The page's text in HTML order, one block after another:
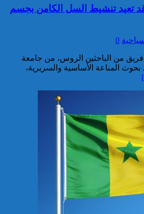
النيابة
التي
لدى
على
على
قد تعيد تنشيط السل الكامن بجسم
0
من الباحثين الروس، من جامعة
المناعة الأساسية والسريرية،